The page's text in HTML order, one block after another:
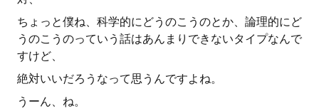
ちょっと僕ね、科学的にどうのこうのとか、論理的にど
うのこうのっていう話はあんまりできないタイプなんで
すけど、
絶対いいだろうなって思うんですよね。
うーん、ね。